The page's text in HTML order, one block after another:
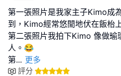
第一張照片是我家主子Kimo成
到，Kimo經常悠閒地伏在飯枱
第二張照片我拍下Kimo 像做
人。😂
第... 更多
評分